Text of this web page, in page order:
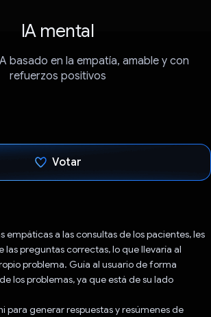
IA mental
basado en la empatía, amable y con
refuerzos positivos
Votar
empáticas a las consultas de los pacientes, les
las preguntas correctas, lo que llevaría al
problema. Guía al usuario de forma
los problemas, ya que está de su lado
para generar respuestas y resúmenes de